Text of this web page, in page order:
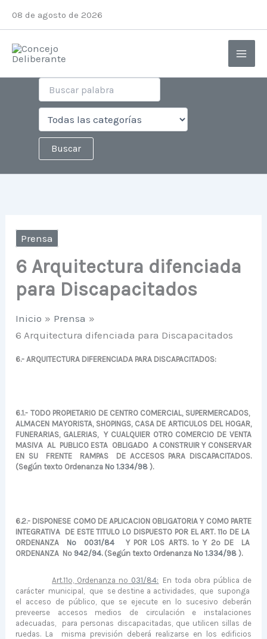
contenido
08 de agosto de 2026
Prensa
6 Arquitectura difenciada
para Discapacitados
Inicio
Prensa
6 Arquitectura difenciada para Discapacitados
6.- ARQUITECTURA DIFERENCIADA PARA DISCAPACITADOS:
6.1.- TODO PROPIETARIO DE CENTRO COMERCIAL, SUPERMERCADOS,
ALMA­CEN MAYORISTA, SHOPINGS, CASA DE ARTICULOS DEL HOGAR,
FUNERARIAS, GALERIAS,
Y CUALQUIER OTRO COMERCIO DE VENTA
MASIVA AL PUBLICO ESTA OBLIGADO A CONSTRUIR Y CONSERVAR
EN SU
FRENTE RAMPAS
DE ACCESOS PARA DISCAPACITADOS.
(Según texto Ordenanza Nº 1.334/98 ).
6.2.- DISPONESE COMO DE APLICACION OBLIGATORIA Y COMO PARTE
INTE­GRATIVA DE ESTE TITULO LO DISPUESTO POR EL ART. 11º DE LA
ORDE­NANZA
Nº 0031/84 Y POR LOS ARTS. 1º Y 2º DE
LA
ORDENANZA Nº 942/94.(Según texto Ordenanza Nº 1.334/98 ).
Art.11º, Ordenanza nº 031/84: En toda obra pública de
carácter municipal, que se destine a actividades, que suponga
el acceso de público, que se ejecute en lo sucesivo deberán
preveer­se accesos medios de circulación e instalaciones
adecuadas,
para personas discapacitadas, que utilicen sillas de
ruedas. La
misma previsión deberá realizarse en los edificios